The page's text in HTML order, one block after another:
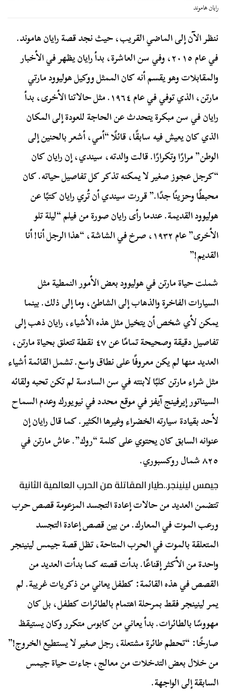
رايان هاموند
ننظر الآن إلى الماضي القريب، حيث نجد قصة رايان هاموند.
في عام ٢٠١٥، وفي سن العاشرة، بدأ رايان يظهر في الأخبار
والمقابلات وهو يقسم أنه كان الممثل ووكيل هوليوود مارتي
مارتن، الذي توفي في عام ١٩٦٤. مثل حالاتنا الأخرى، بدأ
رايان في سن مبكرة يتحدث عن الحاجة للعودة إلى المكان
الذي كان يعيش فيه سابقًا، قائلًا “أمي، أشعر بالحنين إلى
الوطن” مرارًا وتكرارًا. قالت والدته، سيندي، إن رايان كان
“كرجل عجوز صغير لا يمكنه تذكر كل تفاصيل حياته. كان
محبطًا وحزينًا جدًا.” قررت سيندي أن تُري رايان كتبًا عن
هوليوود القديمة. عندما رأى رايان صورة من فيلم “ليلة تلو
الأخرى” عام ١٩٣٢، صرخ في الشاشة، “هذا الرجل أنا! أنا
القديم!”
شملت حياة مارتن في هوليوود بعض الأمور النمطية مثل
السيارات الفاخرة والذهاب إلى الشاطئ، وما إلى ذلك. بينما
يمكن لأي شخص أن يتخيل مثل هذه الأشياء، رايان ذهب إلى
تفاصيل دقيقة وصحيحة تمامًا عن ٤٧ نقطة تتعلق بحياة مارتن،
العديد منها لم يكن معروفًا على نطاق واسع. تشمل القائمة أشياء
مثل شراء مارتن كلبًا لابنته في سن السادسة لم تكن تحبه ولقائه
السيناتور إيرفينج آيفز في موقع محدد في نيويورك وعدم السماح
لأحد بقيادة سيارته الخضراء وغيرها الكثير. كما قال رايان إن
عنوانه السابق كان يحتوي على كلمة “روك”. عاش مارتن في
٨٢٥ شمال روكسبوري.
جيمس لينينجر..طيار المقاتلة من الحرب العالمية الثانية
تتضمن العديد من حالات إعادة التجسد المزعومة قصص حرب
ورعب الموت في المعارك. من بين قصص إعادة التجسد
المتعلقة بالموت في الحرب المتاحة، تظل قصة جيمس لينينجر
واحدة من الأكثر إقناعًا. بدأت قصته كما بدأت العديد من
القصص في هذه القائمة: كطفل يعاني من ذكريات غريبة. لم
يمر لينينجر فقط بمرحلة اهتمام بالطائرات كطفل، بل كان
مهووسًا بالطائرات. بدأ يعاني من كابوس متكرر وكان يستيقظ
صارخًا: “تحطم طائرة مشتعلة، رجل صغير لا يستطيع الخروج!”
من خلال بعض التدخلات من معالج، جاءت حياة جيمس
السابقة إلى الواجهة.